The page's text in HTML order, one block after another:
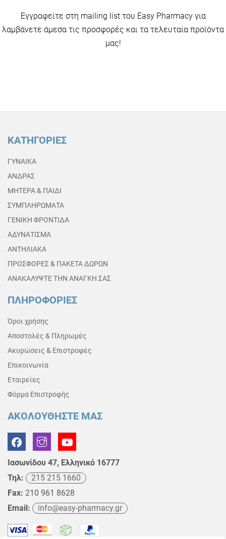
Εγγραφείτε στη mailing list του Easy Pharmacy για
λαμβάνετε άμεσα τις προσφορές και τα τελευταία προϊόντα
μας!
ΚΑΤΗΓΟΡΙΕΣ
ΓΥΝΑΙΚΑ
ΑΝΔΡΑΣ
ΜΗΤΕΡΑ & ΠΑΙΔΙ
ΣΥΜΠΛΗΡΩΜΑΤΑ
ΓΕΝΙΚΗ ΦΡΟΝΤΙΔΑ
ΑΔΥΝΑΤΙΣΜΑ
ΑΝΤΗΛΙΑΚΑ
ΠΡΟΣΦΟΡΕΣ & ΠΑΚΕΤΑ ΔΩΡΩΝ
ΑΝΑΚΑΛΥΨΤΕ ΤΗΝ ΑΝΑΓΚΗ ΣΑΣ
ΠΛΗΡΟΦΟΡΙΕΣ
Όροι χρήσης
Αποστολές & Πληρωμές
Ακυρώσεις & Επιστροφές
Επικοινωνία
Εταιρείες
Φόρμα Επιστροφής
ΑΚΟΛΟΥΘΗΣΤΕ ΜΑΣ
Ιασωνίδου 47, Ελληνικό 16777
Τηλ:
215 215 1660
Fax: 210 961 8628
Email:
info@easy-pharmacy.gr